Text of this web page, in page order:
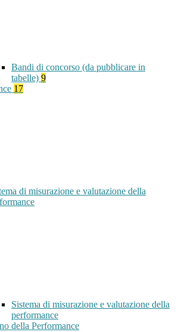
Bandi di concorso (da pubblicare in
tabelle) 9
17
di misurazione e valutazione della
Sistema di misurazione e valutazione della
performance
della Performance